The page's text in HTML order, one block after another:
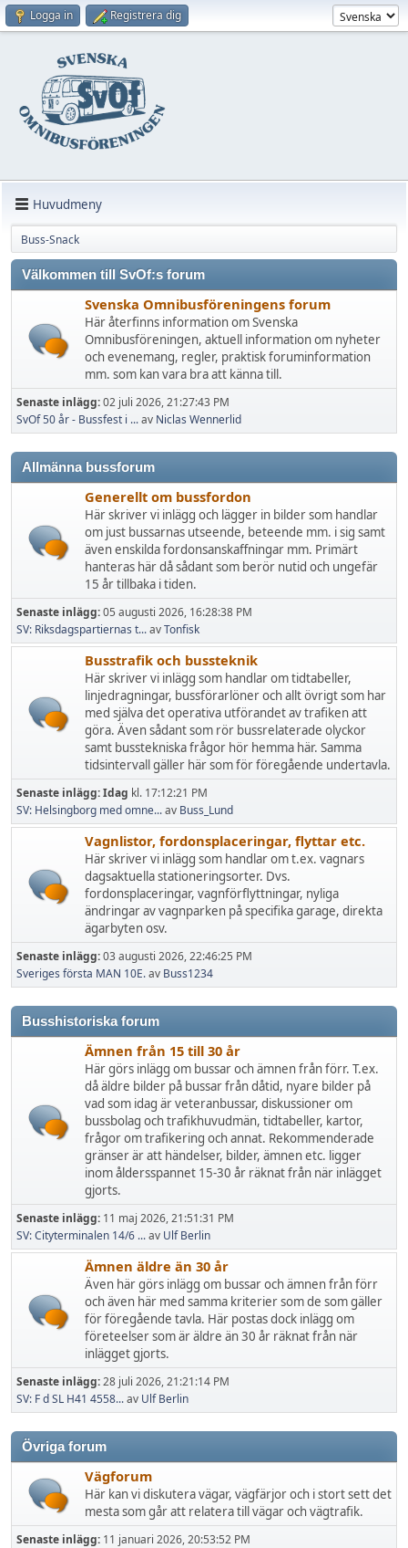
Logga in Registrera dig
Huvudmeny
Buss-Snack
Välkommen till SvOf:s forum
Svenska Omnibusföreningens forum
Här återfinns information om Svenska
Omnibusföreningen, aktuell information om nyheter
och evenemang, regler, praktisk foruminformation
mm. som kan vara bra att känna till.
Senaste inlägg:02 juli 2026, 21:27:43 PM
SvOf 50 år - Bussfest i ...av Niclas Wennerlid
Allmänna bussforum
Generellt om bussfordon
Här skriver vi inlägg och lägger in bilder som handlar
om just bussarnas utseende, beteende mm. i sig samt
även enskilda fordonsanskaffningar mm. Primärt
hanteras här då sådant som berör nutid och ungefär
15 år tillbaka i tiden.
Senaste inlägg:05 augusti 2026, 16:28:38 PM
SV: Riksdagspartiernas t...avTonfisk
Busstrafik och bussteknik
Här skriver vi inlägg som handlar om tidtabeller,
linjedragningar, bussförarlöner och allt övrigt som har
med själva det operativa utförandet av trafiken att
göra. Även sådant som rör bussrelaterade olyckor
samt busstekniska frågor hör hemma här. Samma
tidsintervall gäller här som för föregående undertavla.
Senaste inlägg:Idag kl. 17:12:21 PM
SV: Helsingborg med omne...av Buss_Lund
Vagnlistor, fordonsplaceringar, flyttar etc.
Här skriver vi inlägg som handlar om t.ex. vagnars
dagsaktuella stationeringsorter. Dvs.
fordonsplaceringar, vagnförflyttningar, nyliga
ändringar av vagnparken på specifika garage, direkta
ägarbyten osv.
Senaste inlägg:03 augusti 2026, 22:46:25 PM
Sveriges första MAN 10E.av Buss1234
Busshistoriska forum
Ämnen från 15 till 30 år
Här görs inlägg om bussar och ämnen från förr. T.ex.
då äldre bilder på bussar från dåtid, nyare bilder på
vad som idag är veteranbussar, diskussioner om
bussbolag och trafikhuvudmän, tidtabeller, kartor,
frågor om trafikering och annat. Rekommenderade
gränser är att händelser, bilder, ämnen etc. ligger
inom åldersspannet 15-30 år räknat från när inlägget
gjorts.
Senaste inlägg: 11 maj 2026, 21:51:31 PM
SV: Cityterminalen 14/6 ...av Ulf Berlin
Ämnen äldre än 30 år
Även här görs inlägg om bussar och ämnen från förr
och även här med samma kriterier som de som gäller
för föregående tavla. Här postas dock inlägg om
företeelser som är äldre än 30 år räknat från när
inlägget gjorts.
Senaste inlägg:28 juli 2026, 21:21:14 PM
SV: F d SL H41 4558...av Ulf Berlin
Övriga forum
Vägforum
Här kan vi diskutera vägar, vägfärjor och i stort sett det
mesta som går att relatera till vägar och vägtrafik.
Senaste inlägg: 11 januari 2026, 20:53:52 PM